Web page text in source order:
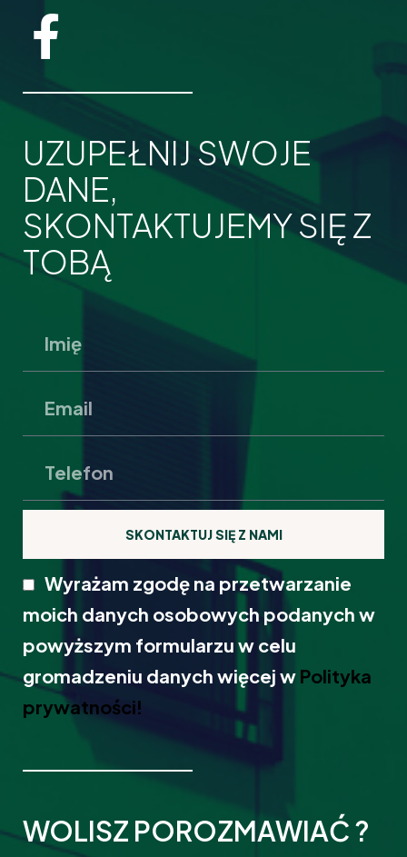
UZUPEŁNIJ SWOJE
DANE,
SKONTAKTUJEMY SIĘ Z
TOBĄ
Wyrażam zgodę na przetwarzanie
moich danych osobowych podanych w
powyższym formularzu w celu
gromadzeniu danych więcej w Polityka
prywatności!
SKONTAKTUJ SIĘ Z NAMI
WOLISZ POROZMAWIAĆ ?